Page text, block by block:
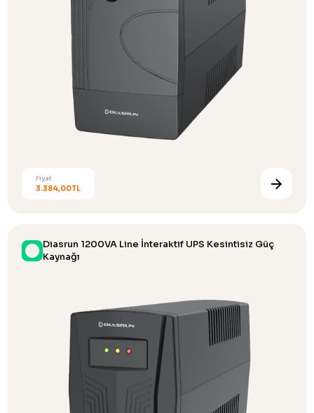
Fiyat
3.384,00TL
Diasrun 1200VA Line İnteraktif UPS Kesintisiz Güç
Kaynağı